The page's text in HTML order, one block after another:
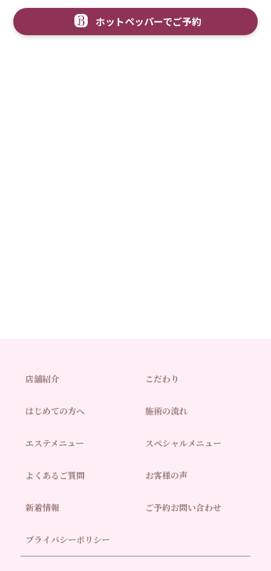
ホットペッパーでご予約
店舗紹介 こだわり
はじめての方へ 施術の流れ
エステメニュー スペシャルメニュー
よくあるご質問 お客様の声
新着情報 ご予約お問い合わせ
プライバシーポリシー